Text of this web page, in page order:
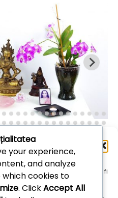
folosim tehnologii, cum ar fi
informațiile despre
aceste tehnologii ne permite
your experience,
and analyze
cookies to
. ClickAccept All